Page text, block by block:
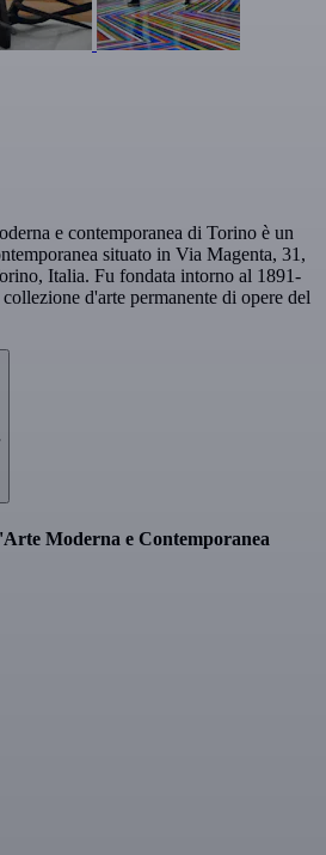
e contemporanea di Torino è un
situato in Via Magenta, 31,
Italia. Fu fondata intorno al 1891-
d'arte permanente di opere del
Moderna e Contemporanea